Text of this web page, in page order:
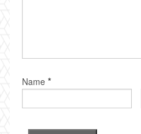
Name *